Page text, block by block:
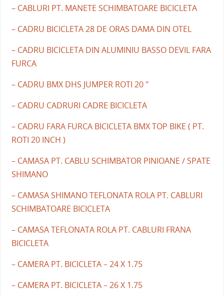
– CABLURI PT. MANETE SCHIMBATOARE BICICLETA
– CADRU BICICLETA 28 DE ORAS DAMA DIN OTEL
– CADRU BICICLETA DIN ALUMINIU BASSO DEVIL FARA
FURCA
– CADRU BMX DHS JUMPER ROTI 20 "
– CADRU CADRURI CADRE BICICLETA
– CADRU FARA FURCA BICICLETA BMX TOP BIKE ( PT.
ROTI 20 INCH )
– CAMASA PT. CABLU SCHIMBATOR PINIOANE / SPATE
SHIMANO
– CAMASA SHIMANO TEFLONATA ROLA PT. CABLURI
SCHIMBATOARE BICICLETA
– CAMASA TEFLONATA ROLA PT. CABLURI FRANA
BICICLETA
– CAMERA PT. BICICLETA – 24 X 1.75
– CAMERA PT. BICICLETA – 26 X 1.75